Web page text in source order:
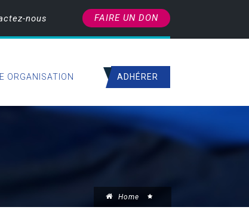
nous FAIRE UN DON
ORGANISATION ADHÉRER
Home